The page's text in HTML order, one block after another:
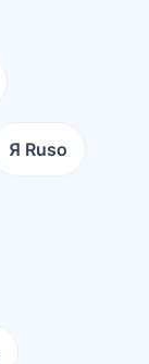
Я Ruso